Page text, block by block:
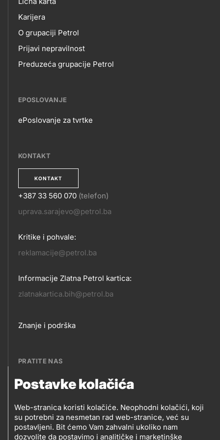
Postavke kolačića
Web-stranica koristi kolačiće. Neophodni kolačići, koji
su potrebni za nesmetan rad web-stranice, već su
postavljeni. Bit ćemo Vam zahvalni ukoliko nam
dozvolite da postavimo i analitičke i marketinške
title???
O
NAMA
Karijera
O grupaciji Petrol
Prijavi nepravilnost
Preduzeća grupacije Petrol
EPOSLOVANJE
ePoslovanje za tvrtke
KONTAKT
KONTAKT
KONTAKT
+387 33 560 070 (telefon)
uprava.sarajevo@petrol.ba
Kritike i pohvale:
reklamacije@petrol.ba
Informacije Zlatna Petrol kartica:
zlatnakartica.bih@petrol.ba
Footer
Znanje i podrška
PRATITE NAS
PRATITE
NAS
Petrol BH Oil Company, d.o.o.
Džemala Bijedića 202, 71210 Ilidža, Sarajevo